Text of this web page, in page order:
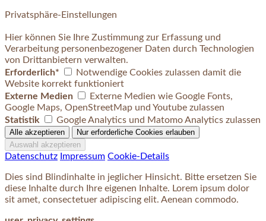
Privatsphäre-Einstellungen
Hier können Sie Ihre Zustimmung zur Erfassung und
Verarbeitung personenbezogener Daten durch Technologien
von Drittanbietern verwalten.
Erforderlich*
Notwendige Cookies zulassen damit die
Website korrekt funktioniert
Externe Medien
Externe Medien wie Google Fonts,
Google Maps, OpenStreetMap und Youtube zulassen
Statistik
Google Analytics und Matomo Analytics zulassen
Datenschutz Impressum Cookie-Details
Dies sind Blindinhalte in jeglicher Hinsicht. Bitte ersetzen Sie
diese Inhalte durch Ihre eigenen Inhalte. Lorem ipsum dolor
sit amet, consectetuer adipiscing elit. Aenean commodo.